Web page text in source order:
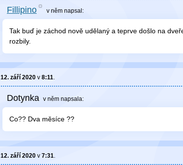
Fillipino v němnapsal:
Tak buď je záchod nově udělaný a teprve došlo na
rozbily.
12. září 2020 v 8:11.
Dotynka v něm napsala:
Co?? Dva měsíce ??
12. září 2020 v 7:31.